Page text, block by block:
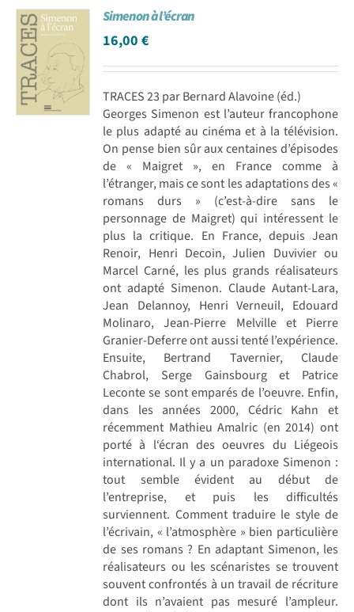
Achat en ligne
Panier WooCommerce
Simenon à l’écran
16,00€
TRACES 23 par Bernard Alavoine (éd.)
Georges Simenon est l’auteur francophone
le plus adapté au cinéma et à la télévision.
On pense bien sûr aux centaines d’épisodes
de « Maigret », en France comme à
l’étranger, mais ce sont les adaptations des «
romans durs » (c’est-à-dire sans le
personnage de Maigret) qui intéressent le
plus la critique. En France, depuis Jean
Renoir, Henri Decoin, Julien Duvivier ou
Marcel Carné, les plus grands réalisateurs
ont adapté Simenon. Claude Autant-Lara,
Jean Delannoy, Henri Verneuil, Edouard
Molinaro, Jean-Pierre Melville et Pierre
Granier-Deferre ont aussi tenté l’expérience.
Ensuite, Bertrand Tavernier, Claude
Chabrol, Serge Gainsbourg et Patrice
Leconte se sont emparés de l’oeuvre. Enfin,
dans les années 2000, Cédric Kahn et
récemment Mathieu Amalric (en 2014) ont
porté à l‘écran des oeuvres du Liégeois
international. Il y a un paradoxe Simenon :
tout semble évident au début de
l’entreprise, et puis les difficultés
surviennent. Comment traduire le style de
l’écrivain, « l’atmosphère » bien particulière
de ses romans ? En adaptant Simenon, les
réalisateurs ou les scénaristes se trouvent
souvent confrontés à un travail de récriture
dont ils n’avaient pas mesuré l’ampleur.